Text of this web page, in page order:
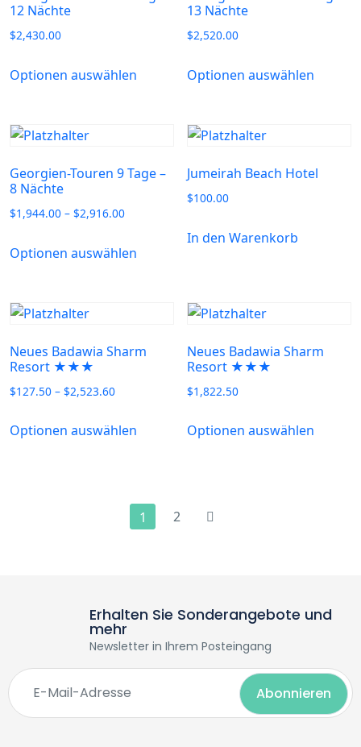
12 Nächte
$2,430.00
Optionen auswählen
13 Nächte
$2,520.00
Optionen auswählen
Georgien-Touren 9 Tage –
8 Nächte
$1,944.00 – $2,916.00
Optionen auswählen
Jumeirah Beach Hotel
$100.00
In den Warenkorb
Neues Badawia Sharm
Resort ★★★
$127.50 – $2,523.60
Optionen auswählen
Neues Badawia Sharm
Resort ★★★
$1,822.50
Optionen auswählen
1 2
Erhalten Sie Sonderangebote und
mehr
Newsletter in Ihrem Posteingang